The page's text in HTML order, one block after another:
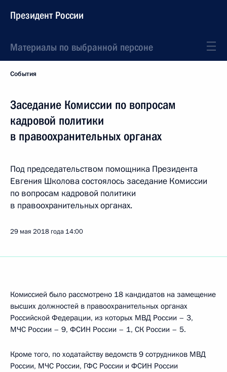
Президент России
Материалы по выбранной персоне
События
Заседание Комиссии по вопросам
кадровой политики
в правоохранительных органах
Под председательством помощника Президента
Евгения Школова состоялось заседание Комиссии
по вопросам кадровой политики
в правоохранительных органах.
29 мая 2018 года 14:00
Комиссией было рассмотрено 18 кандидатов на замещение
высших должностей в правоохранительных органах
Российской Федерации, из которых МВД России – 3,
МЧС России – 9, ФСИН России – 1, СК России – 5.
Кроме того, по ходатайству ведомств 9 сотрудников МВД
России, МЧС России, ГФС России и ФСИН России